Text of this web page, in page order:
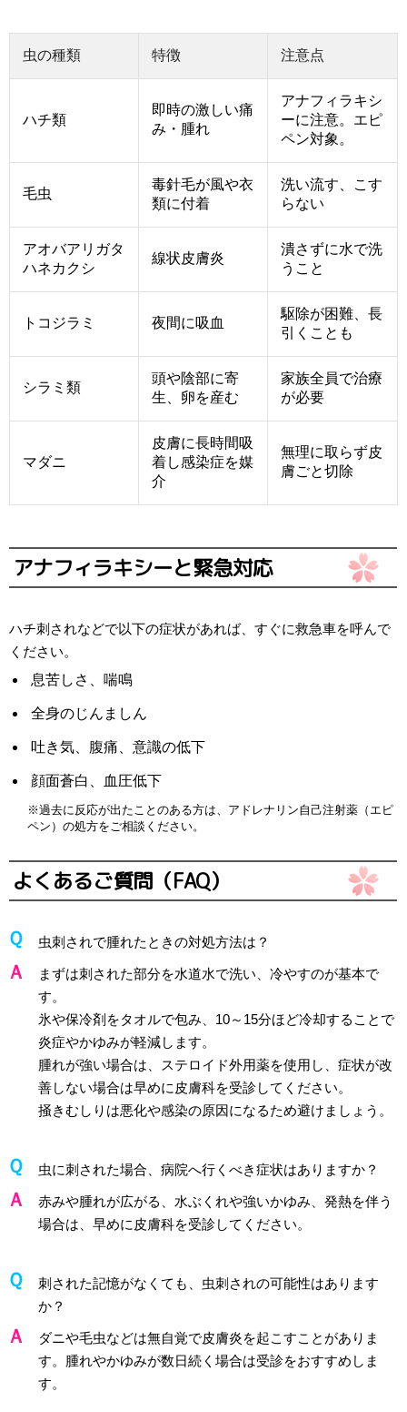
虫の種類 特徴 注意点
ハチ類
即時の激しい痛
み・腫れ
アナフィラキシ
ーに注意。エピ
ペン対象。
毛虫
毒針毛が風や衣
類に付着
洗い流す、こす
らない
アオバアリガタ
ハネカクシ
線状皮膚炎
潰さずに水で洗
うこと
トコジラミ 夜間に吸血
駆除が困難、長
引くことも
シラミ類
頭や陰部に寄
生、卵を産む
家族全員で治療
が必要
マダニ
皮膚に長時間吸
着し感染症を媒
介
無理に取らず皮
膚ごと切除
アナフィラキシーと緊急対応
ハチ刺されなどで以下の症状があれば、すぐに救急車を呼んで
ください。
息苦しさ、喘鳴
全身のじんましん
吐き気、腹痛、意識の低下
顔面蒼白、血圧低下
※過去に反応が出たことのある方は、アドレナリン自己注射薬（エピ
ペン）の処方をご相談ください。
よくあるご質問（FAQ）
虫刺されで腫れたときの対処方法は？
まずは刺された部分を水道水で洗い、冷やすのが基本で
す。
氷や保冷剤をタオルで包み、10～15分ほど冷却することで
炎症やかゆみが軽減します。
腫れが強い場合は、ステロイド外用薬を使用し、症状が改
善しない場合は早めに皮膚科を受診してください。
掻きむしりは悪化や感染の原因になるため避けましょう。
虫に刺された場合、病院へ行くべき症状はありますか？
赤みや腫れが広がる、水ぶくれや強いかゆみ、発熱を伴う
場合は、早めに皮膚科を受診してください。
刺された記憶がなくても、虫刺されの可能性はあります
か？
ダニや毛虫などは無自覚で皮膚炎を起こすことがありま
す。腫れやかゆみが数日続く場合は受診をおすすめしま
す。